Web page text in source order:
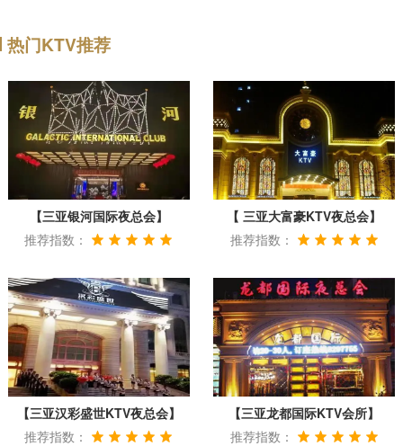
热门KTV推荐
【三亚银河国际夜总会】
推荐指数：
【 三亚大富豪KTV夜总会】
推荐指数：
【三亚汉彩盛世KTV夜总会】
推荐指数：
【三亚龙都国际KTV会所】
推荐指数：